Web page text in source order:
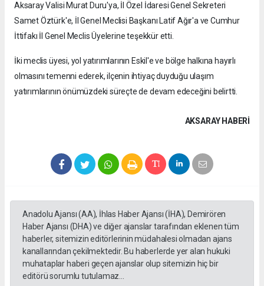
Aksaray Valisi Murat Duru'ya, İl Özel İdaresi Genel Sekreteri
Samet Öztürk'e, İl Genel Meclisi Başkanı Latif Ağır'a ve Cumhur
İttifakı İl Genel Meclis Üyelerine teşekkür etti.
İki meclis üyesi, yol yatırımlarının Eskil'e ve bölge halkına hayırlı
olmasını temenni ederek, ilçenin ihtiyaç duyduğu ulaşım
yatırımlarının önümüzdeki süreçte de devam edeceğini belirtti.
AKSARAY HABERİ
Anadolu Ajansı (AA), İhlas Haber Ajansı (İHA), Demirören
Haber Ajansı (DHA) ve diğer ajanslar tarafından eklenen tüm
haberler, sitemizin editörlerinin müdahalesi olmadan ajans
kanallarından çekilmektedir. Bu haberlerde yer alan hukuki
muhataplar haberi geçen ajanslar olup sitemizin hiç bir
editörü sorumlu tutulamaz...